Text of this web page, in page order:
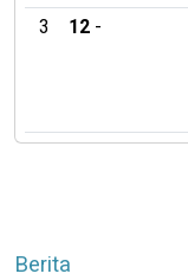
3
12 -
Berita